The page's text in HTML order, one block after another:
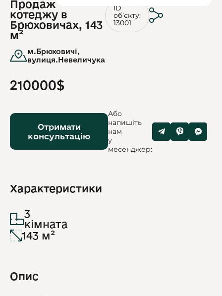
Продаж
котеджу в
Брюховичах, 143
м²
м.Брюховичі,
вулиця.Невеличука
ID
обʼєкту:
13001
210000$
Отримати
консультацію
Або
напишіть
нам
у
месенджер:
Характеристики
3
кімната
143 м²
Опис